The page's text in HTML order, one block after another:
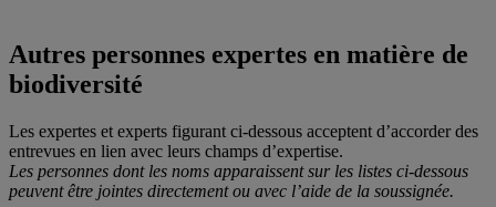
Autres personnes expertes en matière de
biodiversité
Les expertes et experts figurant ci-dessous acceptent d’accorder des
entrevues en lien avec leurs champs d’expertise.
Les personnes dont les noms apparaissent sur les listes ci-dessous
peuvent être jointes directement ou avec l’aide de la soussignée.